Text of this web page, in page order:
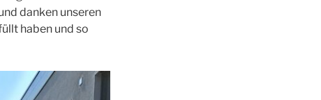
danken unseren
haben und so